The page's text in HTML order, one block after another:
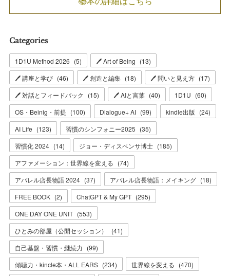
Categories
1D1U Method 2026 (5) 🖊 Art of Being (13)
🖊 講座と学び (46) 🖊 創造と編集 (18) 🖊 問いと見え方 (17)
🖊 対話とフィードバック
(15) 🖊 AIと言葉 (40) 1D1U (60)
OS・Beinig・前提 (100) Dialogue+ AI (99) kindle出版 (24)
AI Life (123) 習慣のシンフォニー2025 (35)
習慣化 2024 (14) ジョー・ディスペンサ博士 (185)
アファメーション：世界線を変える (74)
アパレル店長物語 2024 (37) アパレル店長物語：メイキング (18)
FREE BOOK (2) ChatGPT & My GPT (295)
ONE DAY ONE UNIT (553)
ひとみの部屋（公開セッション）
(41)
自己基盤・習慣・継続力 (99)
傾聴力・kincle本・ALL EARS (234) 世界線を変える (470)